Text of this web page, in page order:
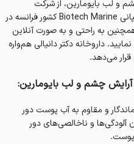
و لب بايومارين، از شرکت
داروسازی پارس حیان با همکاری کمپانی Biotech Marine کشور فرانسه در
به راحتی و به صورت آنلاین
داروخانه‌ دکتر دانیالی هم‌واره
می‌دهد.
چشم و لب بایومارین:
و مقاوم به آب پوست دور
و ناخالصی‌های دور
پوست.